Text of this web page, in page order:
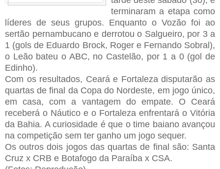
terminaram a etapa como
líderes de seus grupos. Enquanto o Vozão foi ao
sertão pernambucano e derrotou o Salgueiro, por 3 a
1 (gols de Eduardo Brock, Roger e Fernando Sobral),
o Leão bateu o ABC, no Castelão, por 1 a 0 (gol de
Edinho).
Com os resultados, Ceará e Fortaleza disputarão as
quartas de final da Copa do Nordeste, em jogo único,
em casa, com a vantagem do empate. O Ceará
receberá o Náutico e o Fortaleza enfrentará o Vitória
da Bahia. A curiosidade é que o time baiano avançou
na competição sem ter ganho um jogo sequer.
Os outros dois jogos das quartas de final são: Santa
Cruz x CRB e Botafogo da Paraíba x CSA.